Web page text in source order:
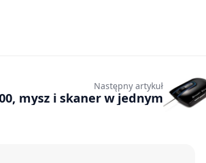
Następny artykuł
mysz i skaner w jednym